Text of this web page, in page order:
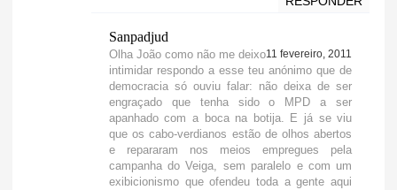
Sanpadjud
11 fevereiro, 2011
Olha João como não me deixo
intimidar respondo a esse teu anónimo que de
democracia só ouviu falar: não deixa de ser
engraçado que tenha sido o MPD a ser
apanhado com a boca na botija. E já se viu
que os cabo-verdianos estão de olhos abertos
e repararam nos meios empregues pela
campanha do Veiga, sem paralelo e com um
exibicionismo que ofendeu toda a gente aqui